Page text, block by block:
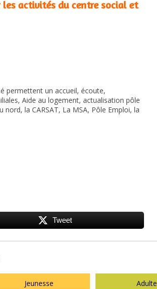
les activités du centre social et
permettent un accueil, écoute,
Aide au logement, actualisation pôle
la CARSAT, La MSA, Pôle Emploi, la
Tweet
Jeunesse Adulte